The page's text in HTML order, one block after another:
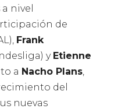
nivel
de
Frank
y Etienne
a Nacho Plans,
del
nuevas